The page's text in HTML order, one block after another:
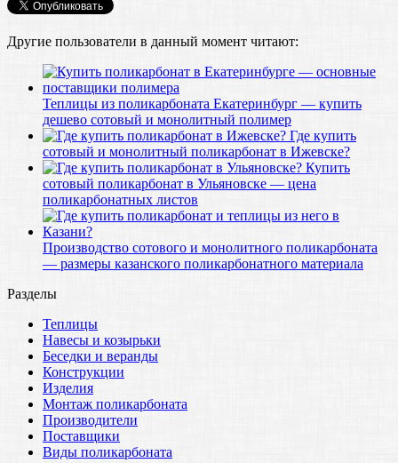
Другие пользователи в данный момент читают:
Теплицы из поликарбоната Екатеринбург — купить
дешево сотовый и монолитный полимер
Где купить
сотовый и монолитный поликарбонат в Ижевске?
Купить
сотовый поликарбонат в Ульяновске — цена
поликарбонатных листов
Производство сотового и монолитного поликарбоната
— размеры казанского поликарбонатного материала
Разделы
Теплицы
Навесы и козырьки
Беседки и веранды
Конструкции
Изделия
Монтаж поликарбоната
Производители
Поставщики
Виды поликарбоната